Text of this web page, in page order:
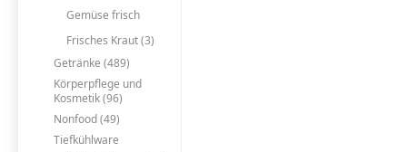
Gemüse frisch
Frisches Kraut (3)
Getränke (489)
Körperpflege und
Kosmetik (96)
Nonfood (49)
Tiefkühlware